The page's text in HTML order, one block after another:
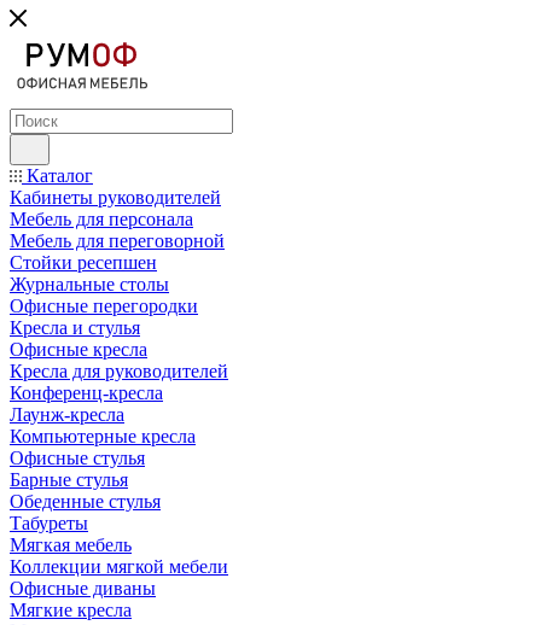
Каталог
Кабинеты руководителей
Мебель для персонала
Мебель для переговорной
Стойки ресепшен
Журнальные столы
Офисные перегородки
Кресла и стулья
Офисные кресла
Кресла для руководителей
Конференц-кресла
Лаунж-кресла
Компьютерные кресла
Офисные стулья
Барные стулья
Обеденные стулья
Табуреты
Мягкая мебель
Коллекции мягкой мебели
Офисные диваны
Мягкие кресла